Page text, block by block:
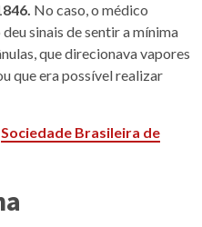
No caso, o médico
sinais de sentir a mínima
que direcionava vapores
que era possível realizar
Sociedade Brasileira de